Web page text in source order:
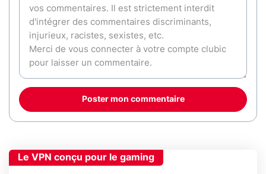
Poster mon commentaire
Le VPN conçu pour le gaming